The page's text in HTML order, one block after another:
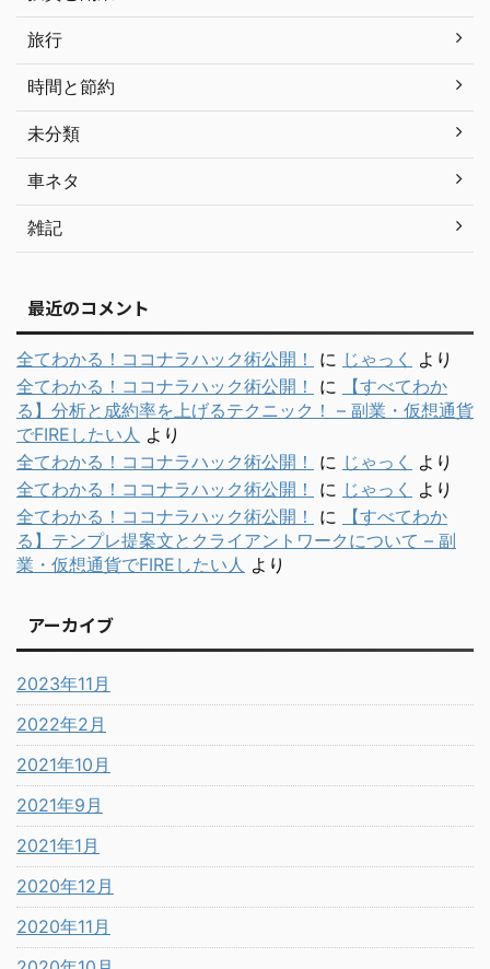
旅行
時間と節約
未分類
車ネタ
雑記
最近のコメント
全てわかる！ココナラハック術公開！ に じゃっく
より
全てわかる！ココナラハック術公開！
に
【すべてわか
る】分析と成約率を上げるテクニック！ – 副業・仮想通貨
でFIREしたい人 より
全てわかる！ココナラハック術公開！
に じゃっく
より
全てわかる！ココナラハック術公開！
に じゃっく
より
全てわかる！ココナラハック術公開！
に
【すべてわか
る】テンプレ提案文とクライアントワークについて – 副
業・仮想通貨でFIREしたい人 より
アーカイブ
2023年11月
2022年2月
2021年10月
2021年9月
2021年1月
2020年12月
2020年11月